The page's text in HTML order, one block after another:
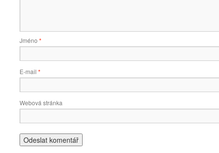
Jméno *
E-mail *
Webová stránka